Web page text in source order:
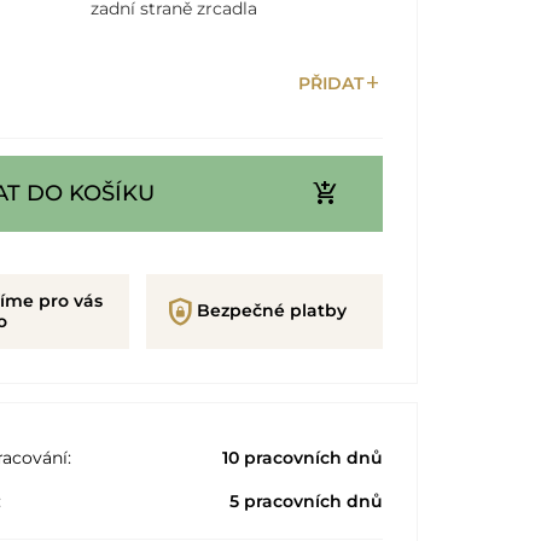
zadní straně zrcadla
PŘIDATadd
DO KOŠÍKU add_shopping_cart
pro vás
shield_lock Bezpečné platby
10 pracovních dnů
5 pracovních dnů